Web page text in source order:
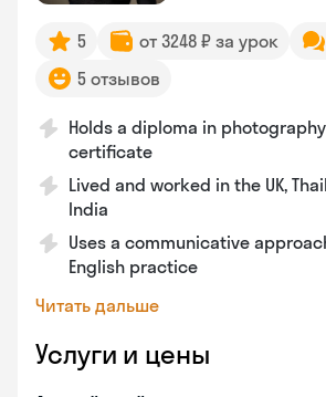
5 от 3248 ₽ за урок
5 отзывов
Holds a diploma in photography
certificate
Lived and worked in the UK,
India
Uses a communicative
English practice
Читать дальше
Услуги и цены